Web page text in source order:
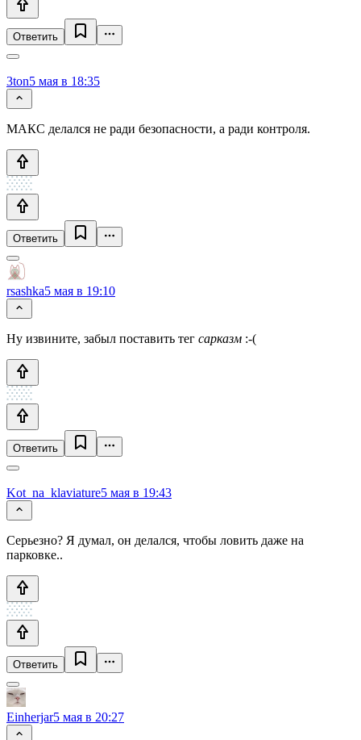
Ответить
3ton5 мая в 18:35
МАКС делался не ради безопасности, а ради контроля.
Ответить
rsashka5 мая в 19:10
Ну извините, забыл поставить тег сарказм :-(
Ответить
Kot_na_klaviature5 мая в 19:43
Серьезно? Я думал, он делался, чтобы ловить даже на
парковке..
Ответить
Einherjar5 мая в 20:27